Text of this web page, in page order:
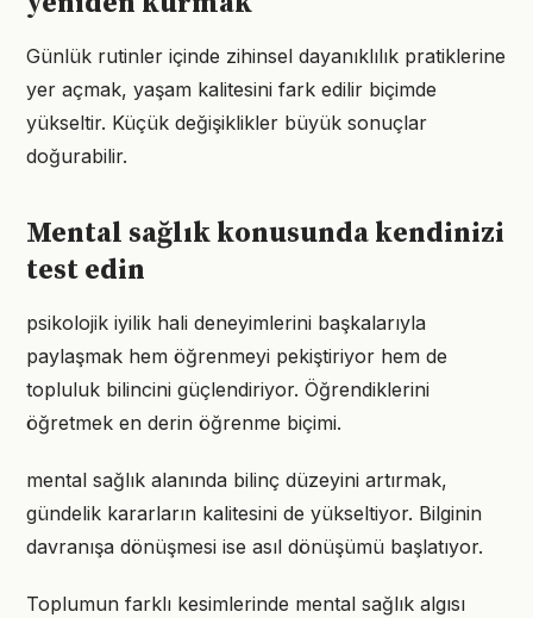
Günlük rutinler içinde zihinsel dayanıklılık pratiklerine
yer açmak, yaşam kalitesini fark edilir biçimde
yükseltir. Küçük değişiklikler büyük sonuçlar
doğurabilir.
Mental sağlık konusunda kendinizi
test edin
psikolojik iyilik hali deneyimlerini başkalarıyla
paylaşmak hem öğrenmeyi pekiştiriyor hem de
topluluk bilincini güçlendiriyor. Öğrendiklerini
öğretmek en derin öğrenme biçimi.
mental sağlık alanında bilinç düzeyini artırmak,
gündelik kararların kalitesini de yükseltiyor. Bilginin
davranışa dönüşmesi ise asıl dönüşümü başlatıyor.
Toplumun farklı kesimlerinde mental sağlık algısı